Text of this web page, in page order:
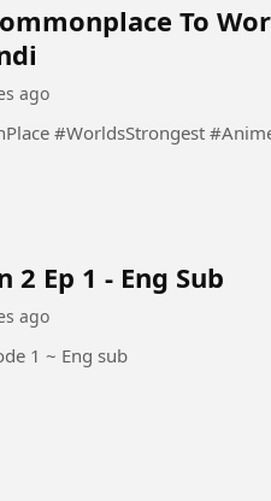
To
ago
#WorldsStrongest
2 Ep 1 - Eng Sub
ago
1 ~ Eng sub